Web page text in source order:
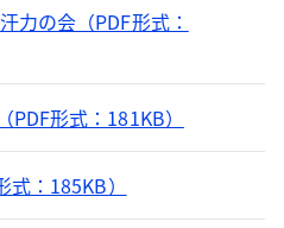
力の会（PDF形式：
形式：181KB）
：185KB）